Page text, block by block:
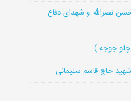
نصرالله و شهدای دفاع
حاج قاسم سلیمانی